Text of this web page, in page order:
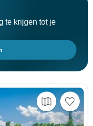
te krijgen tot je